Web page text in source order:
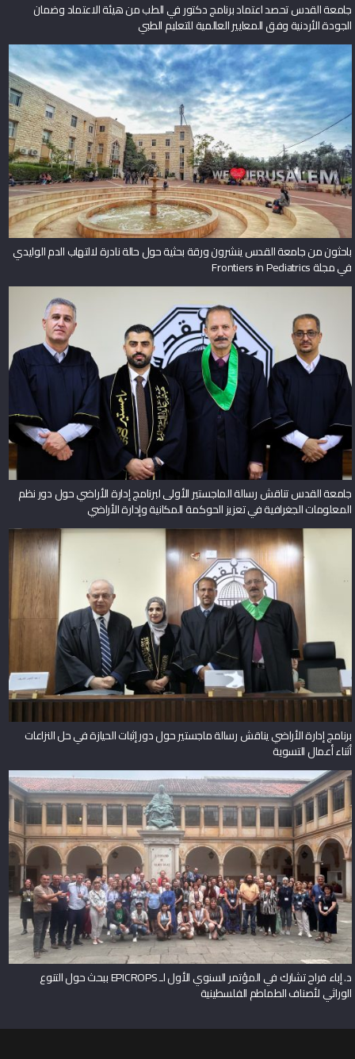
جامعة القدس تحصد اعتماد برنامج دكتور في الطب من هيئة الاعتماد وضمان
الجودة الأردنية وفق المعايير العالمية للتعليم الطبي
باحثون من جامعة القدس ينشرون ورقة بحثية حول حالة نادرة لالتهاب الدم الوليدي
في مجلة Frontiers in Pediatrics
جامعة القدس تناقش رسالة الماجستير الأولى لبرنامج إدارة الأراضي حول دور نظم
المعلومات الجغرافية في تعزيز الحوكمة المكانية وإدارة الأراضي
برنامج إدارة الأراضي يناقش رسالة ماجستير حول دور إثبات الحيازة في حل النزاعات
أثناء أعمال التسوية
د. إباء فراح تشارك في المؤتمر السنوي الأول لـ EPICROPS ببحث حول التنوع
الوراثي لأصناف الطماطم الفلسطينية